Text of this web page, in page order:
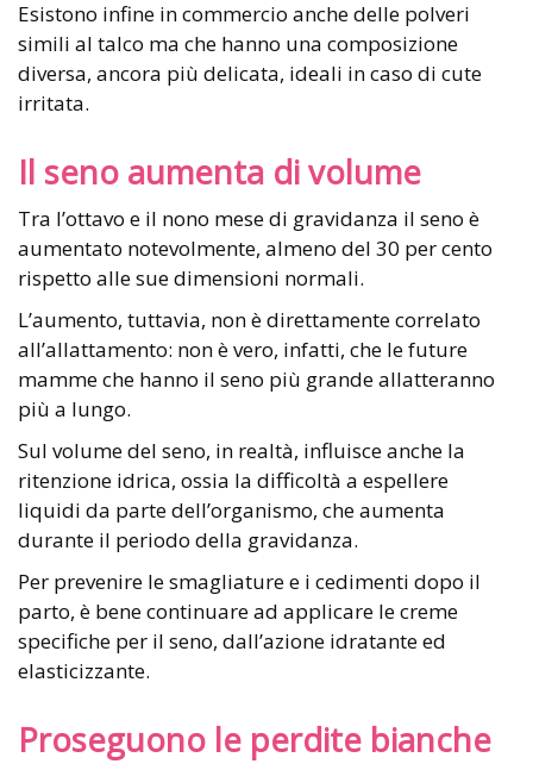
Esistono infine in commercio anche delle polveri
simili al talco ma che hanno una composizione
diversa, ancora più delicata, ideali in caso di cute
irritata.
Il seno aumenta di volume
Tra l’ottavo e il nono mese di gravidanza il seno è
aumentato notevolmente, almeno del 30 per cento
rispetto alle sue dimensioni normali.
L’aumento, tuttavia, non è direttamente correlato
all’allattamento: non è vero, infatti, che le future
mamme che hanno il seno più grande allatteranno
più a lungo.
Sul volume del seno, in realtà, influisce anche la
ritenzione idrica, ossia la difficoltà a espellere
liquidi da parte dell’organismo, che aumenta
durante il periodo della gravidanza.
Per prevenire le smagliature e i cedimenti dopo il
parto, è bene continuare ad applicare le creme
specifiche per il seno, dall’azione idratante ed
elasticizzante.
Proseguono le perdite bianche